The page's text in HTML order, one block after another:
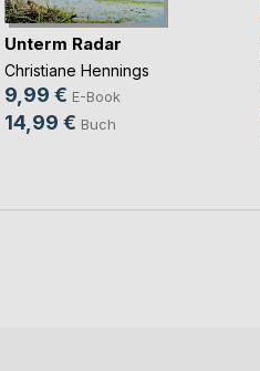
Unterm Radar
Christiane Hennings
9,99 € E-Book
14,99 € Buch